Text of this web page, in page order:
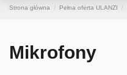
Strona główna Pełna oferta ULANZI
Mikrofony